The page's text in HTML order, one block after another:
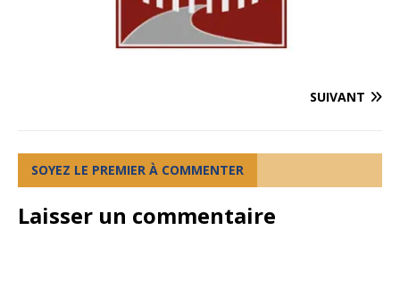
SUIVANT
SOYEZ LE PREMIER À COMMENTER
Laisser un commentaire